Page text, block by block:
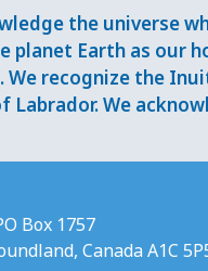
the universe
planet Earth as our
We recognize the
Labrador. We
Box 1757
Canada A1C